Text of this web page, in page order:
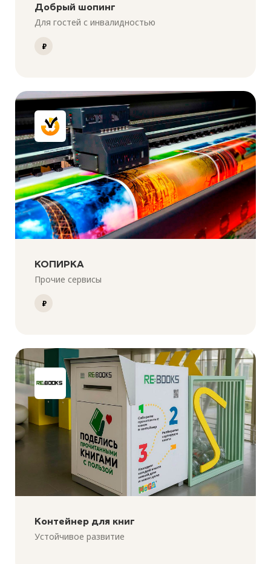
Добрый шопинг
Для гостей с инвалидностью
₽
КОПИРКА
Прочие сервисы
₽
Контейнер для книг
Устойчивое развитие